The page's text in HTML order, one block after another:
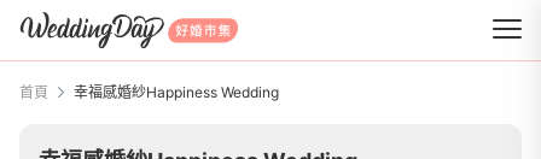
WeddingDay 好婚市集
首頁 幸福感婚紗Happiness Wedding